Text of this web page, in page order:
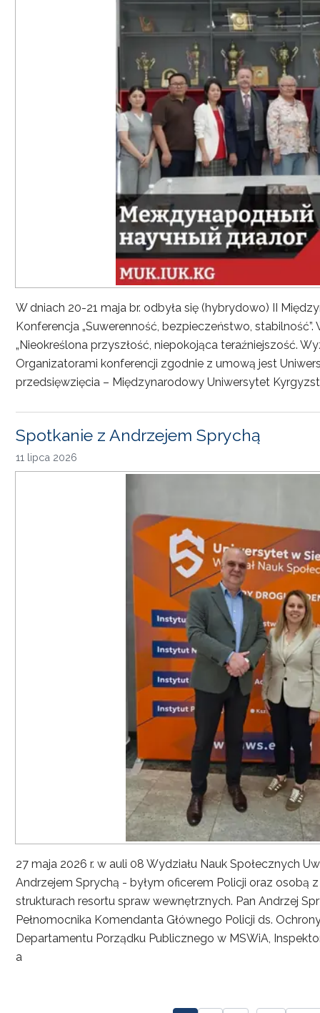
W dniach 20-21 maja br. odbyła się (hybrydowo) II
Konferencja „Suwerenność, bezpieczeństwo,
„Nieokreślona przyszłość, niepokojąca teraźniejszość.
Organizatorami konferencji zgodnie z umową jest
przedsięwzięcia – Międzynarodowy Uniwersytet
Spotkanie z Andrzejem Sprychą
11 lipca 2026
27 maja 2026 r. w auli 08 Wydziału Nauk Społecznych
Andrzejem Sprychą - byłym oficerem Policji oraz osobą
strukturach resortu spraw wewnętrznych. Pan Andrzej
Pełnomocnika Komendanta Głównego Policji ds.
Departamentu Porządku Publicznego w MSWiA,
a